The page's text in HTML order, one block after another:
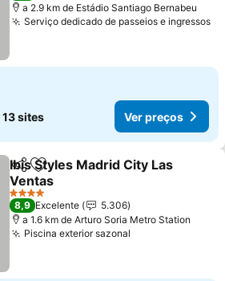
a 2.9 km de Estádio Santiago Bernabeu
Serviço dedicado de passeios e ingressos
13 sites Ver preços
PartilharAdicionar aos favoritos
Ibis Styles Madrid City Las
Ventas
Ver preços
4 Estrelas
8,9 Excelente
5.306
a 1.6 km de Arturo Soria Metro Station
Piscina exterior sazonal